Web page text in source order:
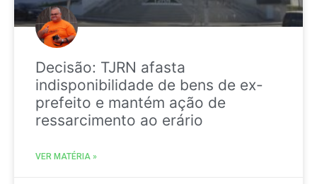
Decisão: TJRN afasta
indisponibilidade de bens de ex-
prefeito e mantém ação de
ressarcimento ao erário
VER MATÉRIA »